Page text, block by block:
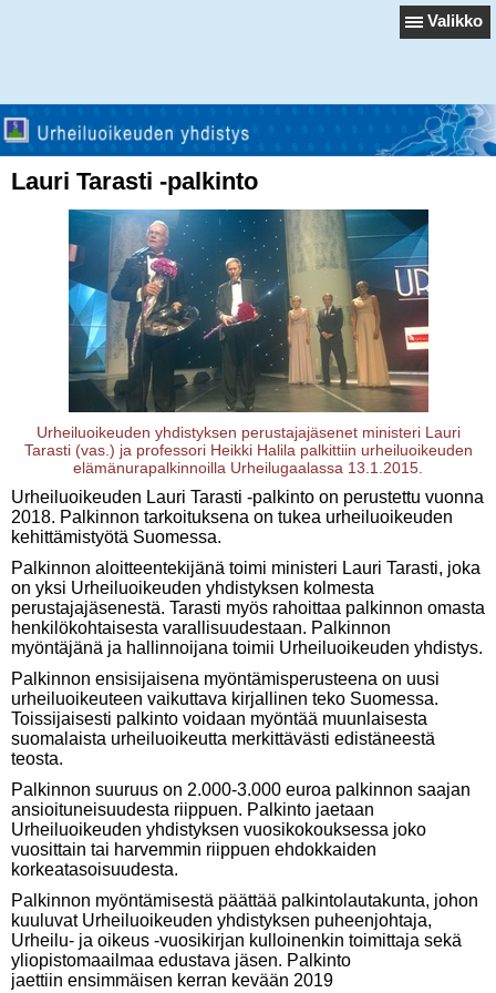
Valikko
Lauri Tarasti -palkinto
Urheiluoikeuden yhdistyksen perustajajäsenet ministeri Lauri
Tarasti (vas.) ja professori Heikki Halila palkittiin urheiluoikeuden
elämänurapalkinnoilla Urheilugaalassa 13.1.2015.
Urheiluoikeuden Lauri Tarasti -palkinto on perustettu vuonna
2018. Palkinnon tarkoituksena on tukea urheiluoikeuden
kehittämistyötä Suomessa.
Palkinnon aloitteentekijänä toimi ministeri Lauri Tarasti, joka
on yksi Urheiluoikeuden yhdistyksen kolmesta
perustajajäsenestä. Tarasti myös rahoittaa palkinnon omasta
henkilökohtaisesta varallisuudestaan. Palkinnon
myöntäjänä ja hallinnoijana toimii Urheiluoikeuden yhdistys.
Palkinnon ensisijaisena myöntämisperusteena on uusi
urheiluoikeuteen vaikuttava kirjallinen teko Suomessa.
Toissijaisesti palkinto voidaan myöntää muunlaisesta
suomalaista urheiluoikeutta merkittävästi edistäneestä
teosta.
Palkinnon suuruus on 2.000-3.000 euroa palkinnon saajan
ansioituneisuudesta riippuen. Palkinto jaetaan
Urheiluoikeuden yhdistyksen vuosikokouksessa joko
vuosittain tai harvemmin riippuen ehdokkaiden
korkeatasoisuudesta.
Palkinnon myöntämisestä päättää palkintolautakunta, johon
kuuluvat Urheiluoikeuden yhdistyksen puheenjohtaja,
Urheilu- ja oikeus -vuosikirjan kulloinenkin toimittaja sekä
yliopistomaailmaa edustava jäsen. Palkinto
jaettiin ensimmäisen kerran kevään 2019